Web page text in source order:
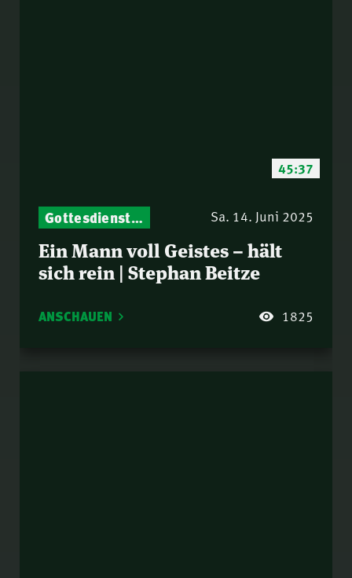
45:37
Gottesdienst-Botschaften – Jeden Sonntag neu: Aktuelle Predigten vom Mitternachtsruf Sa. 14. Juni 2025
Ein Mann voll Geistes – hält
sich rein | Stephan Beitze
ANSCHAUEN 1825